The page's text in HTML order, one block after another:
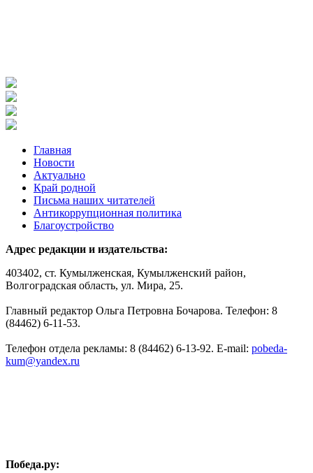
Главная
Новости
Актуально
Край родной
Письма наших читателей
Антикоррупционная политика
Благоустройство
Адрес редакции и издательства:
403402, ст. Кумылженская, Кумылженский район,
Волгоградская область, ул. Мира, 25.
Главный редактор Ольга Петровна Бочарова. Телефон: 8
(84462) 6-11-53.
Телефон отдела рекламы: 8 (84462) 6-13-92. E-mail: pobeda-
kum@yandex.ru
Победа.ру: